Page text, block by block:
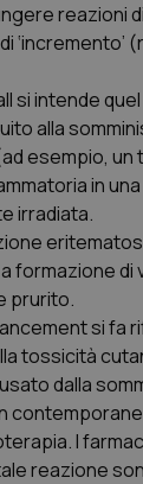
&
reazioni di
‘incremento’
si intende
alla
esempio, un
in
irradiata.
formazione di
e prurito.
si fa
tossicità
dalla
I
reazione